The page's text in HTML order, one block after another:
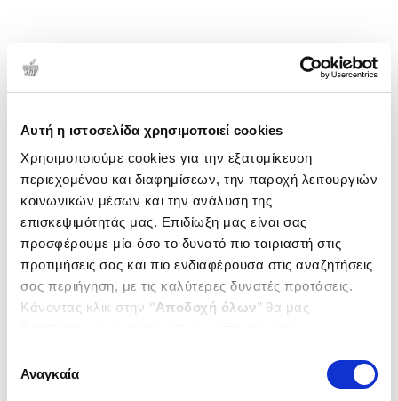
Αυτή η ιστοσελίδα χρησιμοποιεί cookies
Χρησιμοποιούμε cookies για την εξατομίκευση
περιεχομένου και διαφημίσεων, την παροχή λειτουργιών
κοινωνικών μέσων και την ανάλυση της
επισκεψιμότητάς μας. Επιδίωξη μας είναι σας
προσφέρουμε μία όσο το δυνατό πιο ταιριαστή στις
προτιμήσεις σας και πιο ενδιαφέρουσα στις αναζητήσεις
σας περιήγηση, με τις καλύτερες δυνατές προτάσεις.
Κάνοντας κλικ στην ‘’Αποδοχή όλων’’ θα μας
ενδιαφέρουν και να επιλέξετε από τα παρακάτω με την
΄΄και να ενημερωθείτε σχετικά με
συγκατάθεσης
Αναγκαία